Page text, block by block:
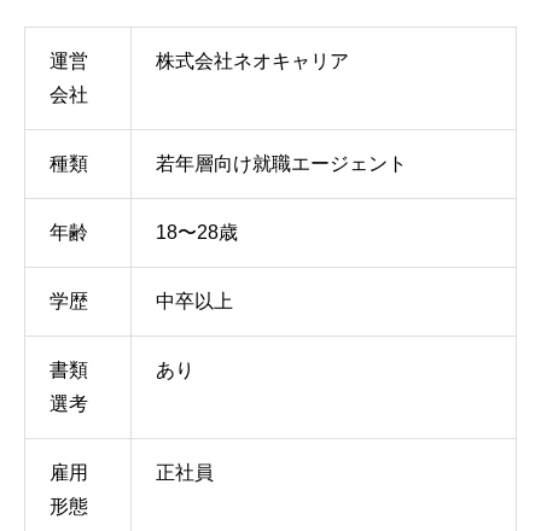
運営
会社
株式会社ネオキャリア
種類 若年層向け就職エージェント
年齢 18〜28歳
学歴 中卒以上
書類
選考
あり
雇用
形態
正社員